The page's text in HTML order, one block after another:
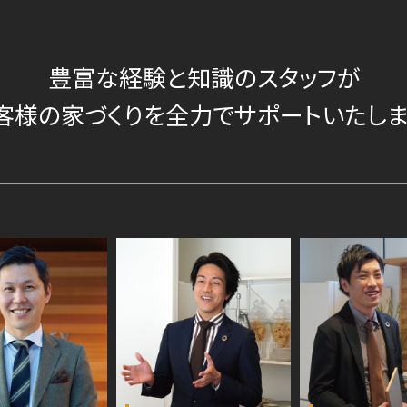
豊富な経験と知識のスタッフが
様の家づくりを全力でサポートいたしま